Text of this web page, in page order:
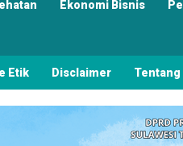
Ekonomi Bisnis
Etik Disclaimer Tentang